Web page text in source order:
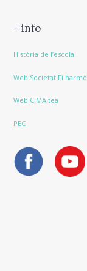
+ info
Història de l’escola
Web Societat
Web CIMAltea
PEC